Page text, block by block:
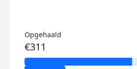
Opgehaald
€311